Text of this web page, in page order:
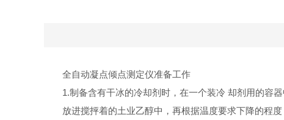
全自动凝点倾点测定仪准备工作
1.制备含有干冰的冷却剂时，在一个装冷 却剂用的容
放进搅抨着的土业乙醇中，再根据温度要求下降的程